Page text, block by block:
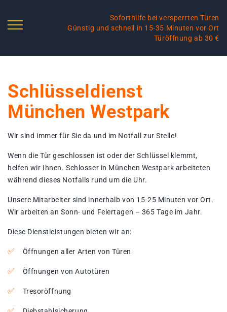
Soforthilfe bei versperrten Türen
Günstig und schnell in 15-35 Minuten vor Ort
Türöffnung ab 30 €
Schlüsseldienst
München Westpark
Wir sind immer für Sie da und im Notfall zur Stelle!
Wenn die Tür geschlossen ist oder der Schlüssel klemmt,
helfen wir Ihnen. Schlosser in München Westpark arbeiteten
während dieses Notfalls rund um die Uhr.
Unsere Mitarbeiter sind innerhalb von 15-25 Minuten vor Ort.
Wir arbeiten an Sonn- und Feiertagen – 365 Tage im Jahr.
Diese Dienstleistungen bieten wir an:
Öffnungen aller Arten von Türen
Öffnungen von Autotüren
Tresoröffnung